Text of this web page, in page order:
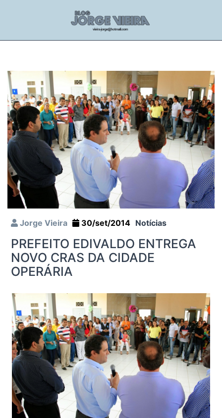
Jorge Vieira 30/set/2014 Notícias
PREFEITO EDIVALDO ENTREGA
NOVO CRAS DA CIDADE
OPERÁRIA